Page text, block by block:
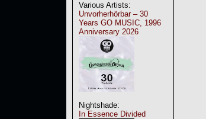
Various Artists:
Unvorherhörbar – 30
Years GO MUSIC, 1996
Anniversary 2026
Nightshade:
In Essence Divided